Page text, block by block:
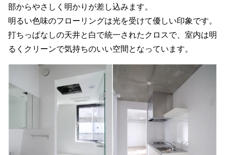
部からやさしく明かりが差し込みます。
明るい色味のフローリングは光を受けて優しい印象です。
打ちっぱなしの天井と白で統一されたクロスで、室内は明
るくクリーンで気持ちのいい空間となっています。